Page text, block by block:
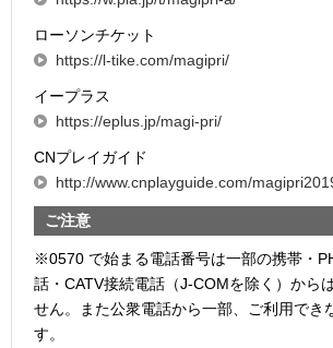
ローソンチケット
https://l-tike.com/magipri/
イープラス
https://eplus.jp/magi-pri/
CNプレイガイド
http://www.cnplayguide.com/
ご注意
※0570 で始まる電話番号は一部の携帯・
話・CATV接続電話（J-COMを除く）から
せん。また公衆電話から一部、ご利用でき
す。